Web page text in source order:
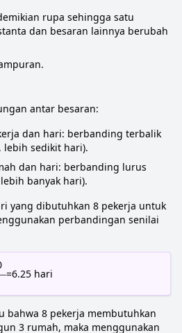
rupa sehingga satu
dan besaran lainnya berubah
antar besaran:
dan hari: berbanding terbalik
lebih sedikit hari).
dan hari: berbanding lurus
banyak hari).
yang dibutuhkan 8 pekerja untuk
perbandingan senilai
=6.25 hari
bahwa 8 pekerja membutuhkan
3 rumah, maka menggunakan